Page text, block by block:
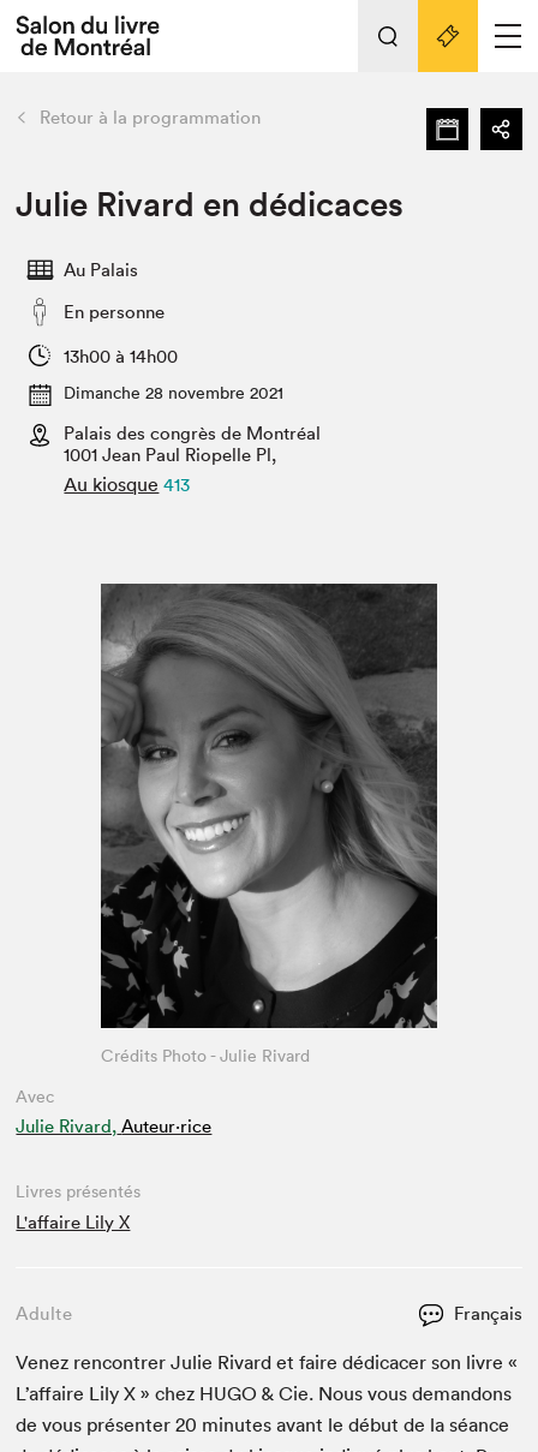
Espace médias
Espace exposant⋅e⋅s
Espace pro
Tout sur l'édition 2022
Actualités
Vidéos et Balados
Club de lecture Braindate
retour Nos activités
Édition 2022
Planifier sa visite
Projets partenaires 2022
Archives
Liens pratiques
Retour à la programmation
Julie Rivard en dédicaces
Au Palais
En personne
13h00 à 14h00
Dimanche 28 novembre 2021
Palais des congrès de Montréal
1001 Jean Paul Riopelle Pl,
Au kiosque 413
Avec
Julie Rivard, Auteur·rice
Crédits Photo - Julie Rivard
Livres présentés
L'affaire Lily X
Adulte Français
Venez ren­con­tr­er Julie Rivard et faire dédi­cac­er son livre «
L’af­faire Lily X » chez HUGO & Cie. Nous vous deman­dons
de vous présen­ter20 min­utes avant le début de la séance